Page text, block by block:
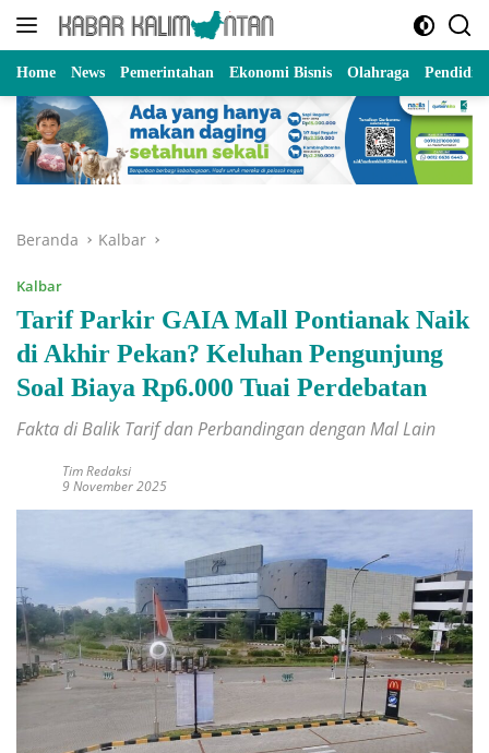
Langsung
Home News Pemerintahan Ekonomi Bisnis Olahraga
Beranda Kalbar
Kalbar
Tarif Parkir GAIA Mall Pontianak Naik
di Akhir Pekan? Keluhan Pengunjung
Soal Biaya Rp6.000 Tuai Perdebatan
Fakta di Balik Tarif dan Perbandingan dengan Mal Lain
Tim Redaksi
9 November 2025